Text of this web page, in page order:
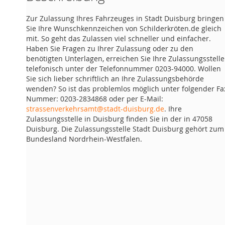
Zur Zulassung Ihres Fahrzeuges in Stadt Duisburg bringen
Sie Ihre Wunschkennzeichen von Schilderkröten.de gleich
mit. So geht das Zulassen viel schneller und einfacher.
Haben Sie Fragen zu Ihrer Zulassung oder zu den
benötigten Unterlagen, erreichen Sie Ihre Zulassungsstelle
telefonisch unter der Telefonnummer 0203-94000. Wollen
Sie sich lieber schriftlich an Ihre Zulassungsbehörde
wenden? So ist das problemlos möglich unter folgender
Nummer: 0203-2834868 oder per E-Mail:
strassenverkehrsamt@stadt-duisburg.de. Ihre
Zulassungsstelle in Duisburg finden Sie in der in 47058
Duisburg. Die Zulassungsstelle Stadt Duisburg gehört zum
Bundesland Nordrhein-Westfalen.